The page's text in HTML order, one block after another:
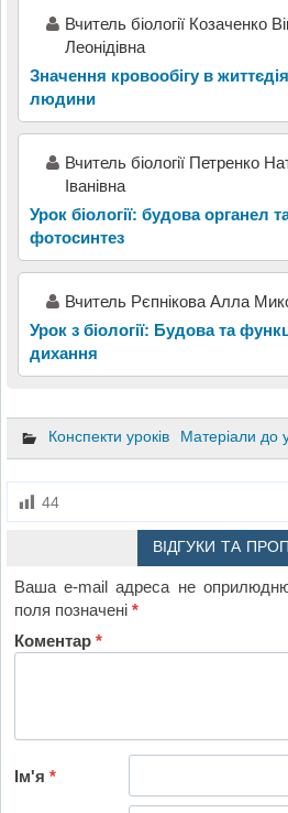
Вчитель біології Козаченко
Леонідівна
Значення кровообігу в
людини
Вчитель біології Петренко
Іванівна
Урок біології: будова органел
фотосинтез
Вчитель Рєпнікова Алла
Урок з біології: Будова та
дихання
Конспекти уроків Матеріали до
44
ВІДГУКИ ТА
Ваша e-mail адреса не
поля позначені*
Коментар*
Ім'я*